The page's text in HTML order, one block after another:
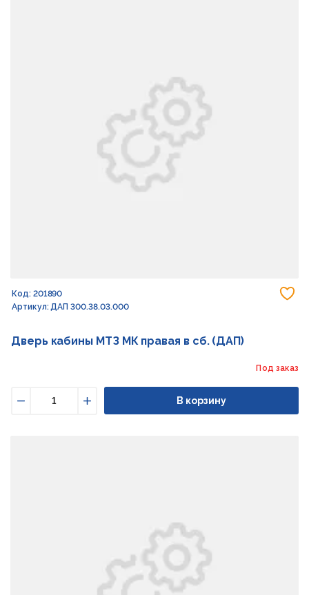
Код: 201890
Артикул: ДАП 300.38.03.000
Дверь кабины МТЗ МК правая в сб. (ДАП)
Под заказ
Увеличить
В корзину